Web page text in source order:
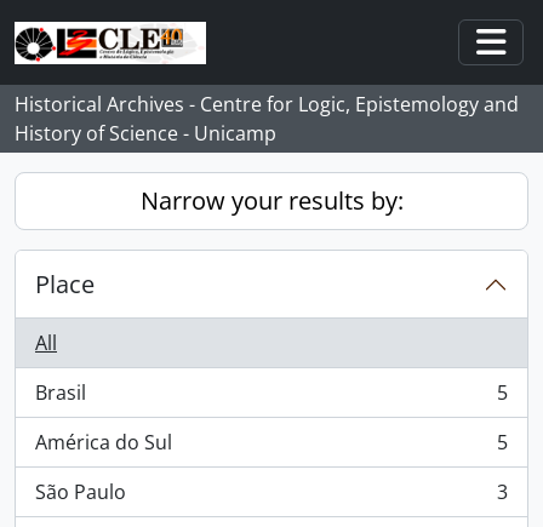
Skip to main content
Historical Archives - Centre for Logic, Epistemology and
History of Science - Unicamp
Narrow your results by:
Place
All
Brasil
, 5 results
5
América do Sul
, 5 results
5
São Paulo
, 3 results
3